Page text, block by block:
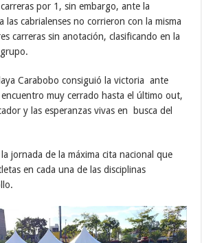
por 1, sin embargo, ante la
las cabrialenses no corrieron con la misma
carreras sin anotación, clasificando en la
Carabobo consiguió la victoria ante
muy cerrado hasta el último out,
y las esperanzas vivas en busca del
jornada de la máxima cita nacional que
en cada una de las disciplinas